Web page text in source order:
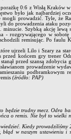
0:6 z Wisłą Kraków
było jak najbardziej
prowadzić. Tyle, że
do prowadzenia ataku
Szybką akcję lewą
- rozgrywającego w
remisując. Po faulu
ujrzeli Lilo i Szary za
końcem gry trener
przed szansą
prowadzenie
podbramkowym
(źródło: PAP)
będzie trudny mecz. Odra
o remis. Nie był to wielki
Kiedy prowadziliśmy
w naszym ustawieniu i